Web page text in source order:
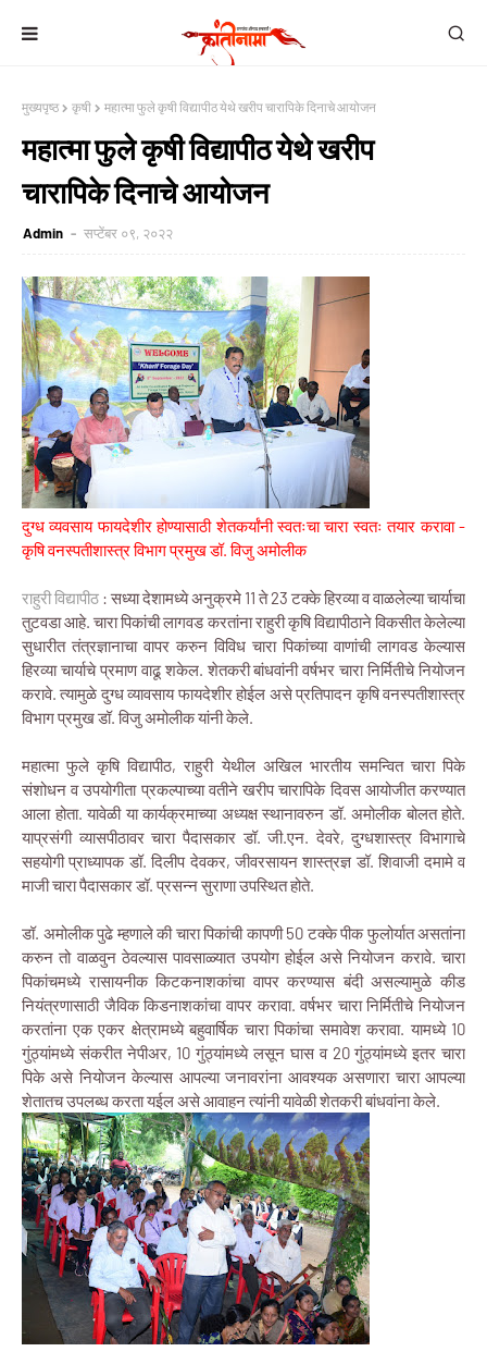
मुख्यपृष्ठ कृषी महात्मा फुले कृषी विद्यापीठ येथे खरीप चारापिके दिनाचे आयोजन
महात्मा फुले कृषी विद्यापीठ येथे खरीप
चारापिके दिनाचे आयोजन
Admin सप्टेंबर ०९, २०२२
दुग्ध व्यवसाय फायदेशीर होण्यासाठी शेतकर्यांनी स्वतःचा चारा स्वतः तयार करावा -
कृषि वनस्पतीशास्त्र विभाग प्रमुख डॉ. विजु अमोलीक
राहुरी विद्यापीठ : सध्या देशामध्ये अनुक्रमे 11 ते 23 टक्के हिरव्या व वाळलेल्या चार्याचा
तुटवडा आहे. चारा पिकांची लागवड करतांना राहुरी कृषि विद्यापीठाने विकसीत केलेल्या
सुधारीत तंत्रज्ञानाचा वापर करुन विविध चारा पिकांच्या वाणांची लागवड केल्यास
हिरव्या चार्याचे प्रमाण वाढू शकेल. शेतकरी बांधवांनी वर्षभर चारा निर्मितीचे नियोजन
करावे. त्यामुळे दुग्ध व्यावसाय फायदेशीर होईल असे प्रतिपादन कृषि वनस्पतीशास्त्र
विभाग प्रमुख डॉ. विजु अमोलीक यांनी केले.
महात्मा फुले कृषि विद्यापीठ, राहुरी येथील अखिल भारतीय समन्वित चारा पिके
संशोधन व उपयोगीता प्रकल्पाच्या वतीने खरीप चारापिके दिवस आयोजीत करण्यात
आला होता. यावेळी या कार्यक्रमाच्या अध्यक्ष स्थानावरुन डॉ. अमोलीक बोलत होते.
याप्रसंगी व्यासपीठावर चारा पैदासकार डॉ. जी.एन. देवरे, दुग्धशास्त्र विभागाचे
सहयोगी प्राध्यापक डॉ. दिलीप देवकर, जीवरसायन शास्त्रज्ञ डॉ. शिवाजी दमामे व
माजी चारा पैदासकार डॉ. प्रसन्न सुराणा उपस्थित होते.
डॉ. अमोलीक पुढे म्हणाले की चारा पिकांची कापणी 50 टक्के पीक फुलोर्यात असतांना
करुन तो वाळवुन ठेवल्यास पावसाळ्यात उपयोग होईल असे नियोजन करावे. चारा
पिकांचमध्ये रासायनीक किटकनाशकांचा वापर करण्यास बंदी असल्यामुळे कीड
नियंत्रणासाठी जैविक किडनाशकांचा वापर करावा. वर्षभर चारा निर्मितीचे नियोजन
करतांना एक एकर क्षेत्रामध्ये बहुवार्षिक चारा पिकांचा समावेश करावा. यामध्ये 10
गुंठ्यांमध्ये संकरीत नेपीअर, 10 गुंठ्यांमध्ये लसून घास व 20 गुंठ्यांमध्ये इतर चारा
पिके असे नियोजन केल्यास आपल्या जनावरांना आवश्यक असणारा चारा आपल्या
शेतातच उपलब्ध करता यईल असे आवाहन त्यांनी यावेळी शेतकरी बांधवांना केले.